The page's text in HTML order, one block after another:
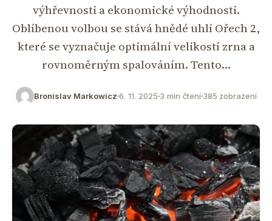
výhřevnosti a ekonomické výhodnosti.
Oblíbenou volbou se stává hnědé uhlí Ořech 2,
které se vyznačuje optimální velikostí zrna a
rovnoměrným spalováním. Tento…
Bronislav Markowicz 6. 11. 2025 3 min čtení385 zobrazení